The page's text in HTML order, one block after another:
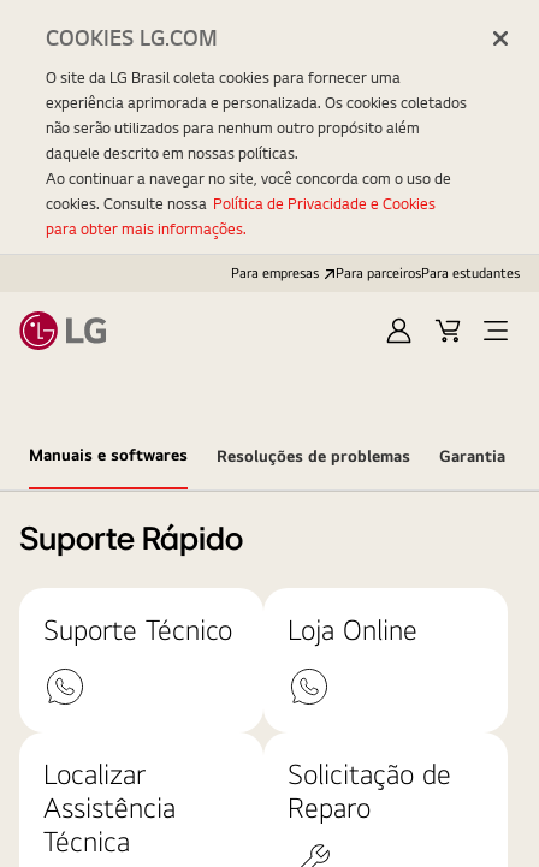
Para empresas Para parceirosPara estudantes
EntrarCarrinhoOpen
Manuais e softwares Resoluções de problemas Garantia
Suporte Rápido
Suporte Técnico Loja Online
Localizar
Assistência
Técnica
Solicitação de
Reparo
COOKIES LG.COM
O site da LG Brasil coleta cookies para fornecer uma
experiência aprimorada e personalizada. Os cookies coletados
não serão utilizados para nenhum outro propósito além
daquele descrito em nossas políticas.
Ao continuar a navegar no site, você concorda com o uso de
cookies. Consulte nossa Política de Privacidade e Cookies
para obter mais informações.